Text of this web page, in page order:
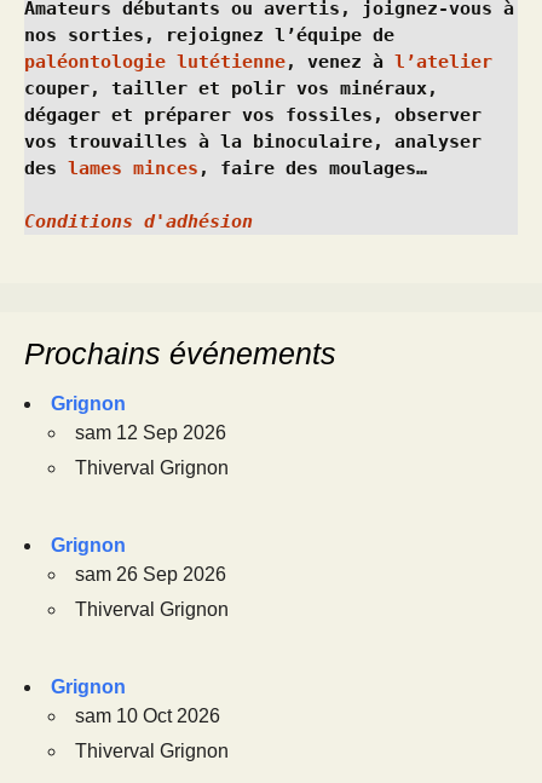
Amateurs débutants ou avertis, joignez-vous à
paléontologie lutétienne, venez à l’atelier
couper, tailler et polir vos minéraux,
dégager et préparer vos fossiles, observer
vos trouvailles à la binoculaire, analyser
des lames minces , faire des moulages…
Conditions d'adhésion
Prochains événements
Grignon
sam 12 Sep 2026
Thiverval Grignon
Grignon
sam 26 Sep 2026
Thiverval Grignon
Grignon
sam 10 Oct 2026
Thiverval Grignon